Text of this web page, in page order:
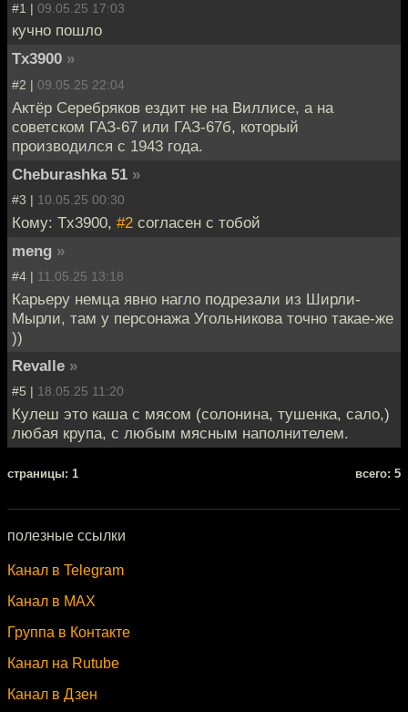
#1 | 09.05.25 17:03
кучно пошло
Tx3900 »
#2 | 09.05.25 22:04
Актёр Серебряков ездит не на Виллисе, а на
советском ГАЗ-67 или ГАЗ-67б, который
производился с 1943 года.
Cheburashka 51 »
#3 | 10.05.25 00:30
Кому: Tx3900, #2 согласен с тобой
meng »
#4 | 11.05.25 13:18
Карьеру немца явно нагло подрезали из Ширли-
Мырли, там у персонажа Угольникова точно такае-же
))
Revalle »
#5 | 18.05.25 11:20
Кулеш это каша с мясом (солонина, тушенка, сало,)
любая крупа, с любым мясным наполнителем.
cтраницы: 1 всего: 5
полезные ссылки
Канал в Telegram
Канал в MAX
Группа в Контакте
Канал на Rutube
Канал в Дзен